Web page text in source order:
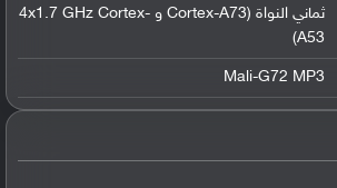
ثماني النواة (Cortex-A73 و 4x1.7 GHz Cortex-
A53)
Mali-G72 MP3